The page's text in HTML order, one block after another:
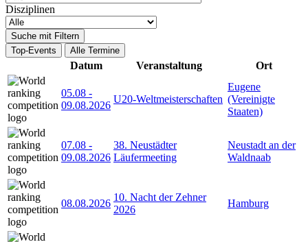
Disziplinen
Suche mit Filtern
Top-Events
Alle Termine
Datum Veranstaltung Ort
05.08 -
09.08.2026
U20-Weltmeisterschaften
Eugene
(Vereinigte
Staaten)
07.08 -
09.08.2026
38. Neustädter
Läufermeeting
Neustadt an der
Waldnaab
08.08.2026
10. Nacht der Zehner
2026
Hamburg